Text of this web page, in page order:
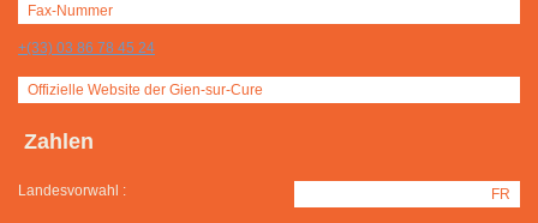
Fax-Nummer
+(33) 03 86 78 45 24
Offizielle Website der Gien-sur-Cure
Zahlen
Landesvorwahl : FR